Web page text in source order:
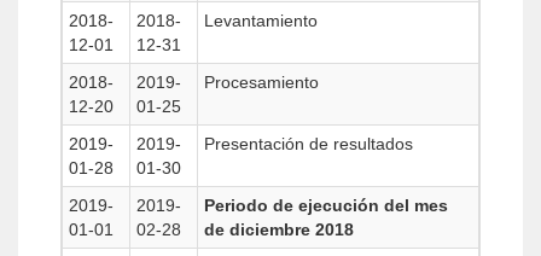
2018-
12-01
2018-
12-31
Levantamiento
2018-
12-20
2019-
01-25
Procesamiento
2019-
01-28
2019-
01-30
Presentación de resultados
2019-
01-01
2019-
02-28
Periodo de ejecución del mes
de diciembre 2018